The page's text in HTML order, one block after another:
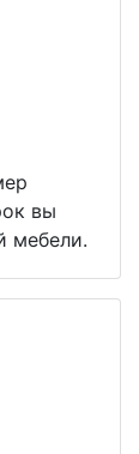
вы
мебели.